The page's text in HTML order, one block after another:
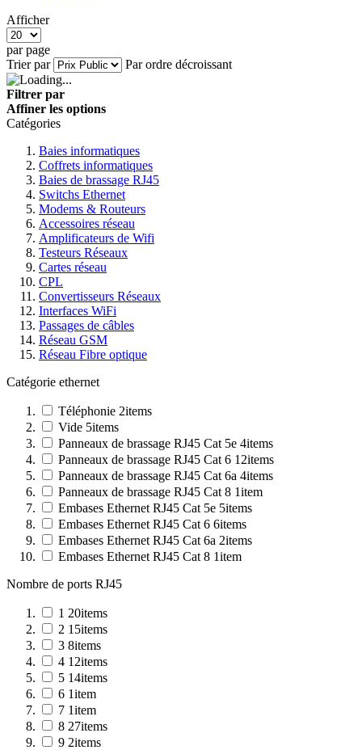
Afficher
par page
Trier par
Par ordre décroissant
Filtrer par
Affiner les options
Catégories
Baies informatiques
Coffrets informatiques
Baies de brassage RJ45
Switchs Ethernet
Modems & Routeurs
Accessoires réseau
Amplificateurs de Wifi
Testeurs Réseaux
Cartes réseau
CPL
Convertisseurs Réseaux
Interfaces WiFi
Passages de câbles
Réseau GSM
Réseau Fibre optique
Catégorie ethernet
Téléphonie 2items
Vide 5items
Panneaux de brassage RJ45 Cat 5e 4items
Panneaux de brassage RJ45 Cat 6 12items
Panneaux de brassage RJ45 Cat 6a 4items
Panneaux de brassage RJ45 Cat 8 1item
Embases Ethernet RJ45 Cat 5e 5items
Embases Ethernet RJ45 Cat 6 6items
Embases Ethernet RJ45 Cat 6a 2items
Embases Ethernet RJ45 Cat 8 1item
Nombre de ports RJ45
1 20items
2 15items
3 8items
4 12items
5 14items
6 1item
7 1item
8 27items
9 2items